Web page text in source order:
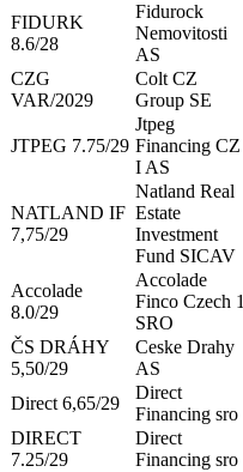
FIDURK
8.6/28
Fidurock
Nemovitosti
AS
CZG
VAR/2029
Colt CZ
Group SE
JTPEG 7.75/29
Jtpeg
Financing CZ
I AS
NATLAND IF
7,75/29
Natland Real
Estate
Investment
Fund SICAV
Accolade
8.0/29
Accolade
Finco Czech 1
SRO
ČS DRÁHY
5,50/29
Ceske Drahy
AS
Direct 6,65/29
Direct
Financing sro
DIRECT
7.25/29
Direct
Financing sro